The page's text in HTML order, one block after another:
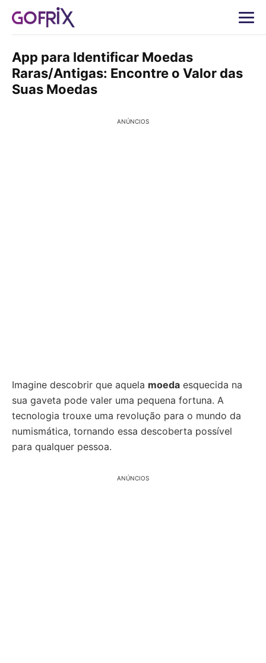
App para Identificar Moedas
Raras/Antigas: Encontre o Valor das
Suas Moedas
ANÚNCIOS
Imagine descobrir que aquela moeda esquecida na
sua gaveta pode valer uma pequena fortuna. A
tecnologia trouxe uma revolução para o mundo da
numismática, tornando essa descoberta possível
para qualquer pessoa.
ANÚNCIOS